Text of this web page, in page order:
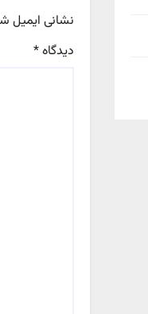
نشانی ایمیل
دیدگاه*